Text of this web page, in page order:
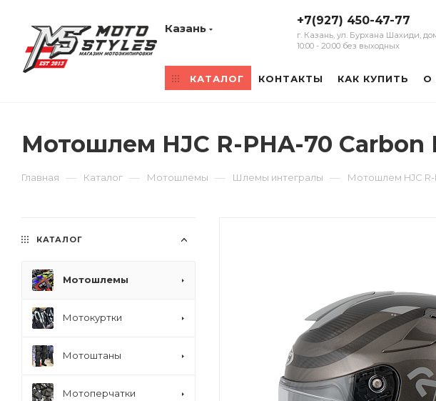
Казань
+7(927) 450-47-77
г. Казань, ул. Бурхана Шахиди,
10:00 - 20:00 без выходных
КАТАЛОГ КОНТАКТЫ КАК КУПИТЬ О
Мотошлем HJC R-PHA-70 Carbon
Главная — Каталог — Мотошлемы — Шлемы интегралы — Мотошлем HJC R-
КАТАЛОГ
Мотошлемы
Мотокуртки
Мотоштаны
Мотоперчатки